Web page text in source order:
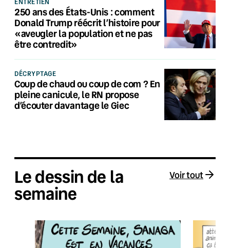
250 ans des États-Unis : comment
Donald Trump réécrit l’histoire pour
«aveugler la population et ne pas
être contredit»
DÉCRYPTAGE
Coup de chaud ou coup de com ? En
pleine canicule, le RN propose
d’écouter davantage le Giec
Le dessin de la
semaine
Voir tout